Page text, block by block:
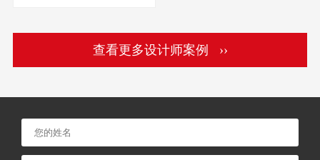
查看更多设计师案例 ››